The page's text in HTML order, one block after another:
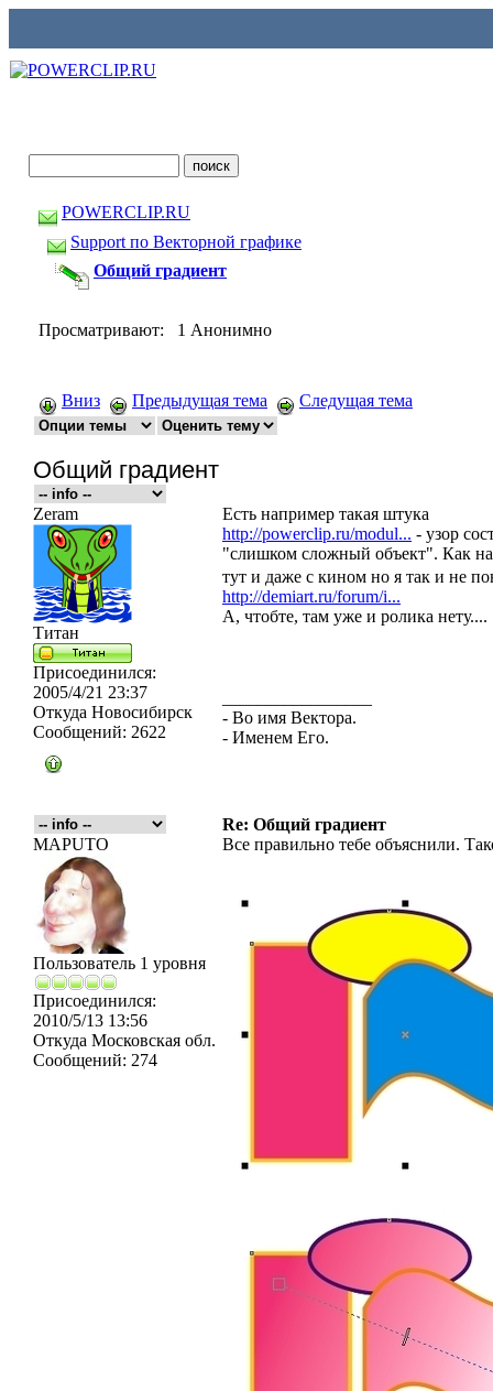
POWERCLIP.RU
Support по Векторной графике
Общий градиент
Просматривают: 1 Анонимно
Вниз Предыдущая тема Следущая тема
Общий градиент
Zeram
Титан
Присоединился:
2005/4/21 23:37
Откуда Новосибирск
Сообщений: 2622
Есть например такая штука
http://powerclip.ru/modul... - узор
"слишком сложный объект". Как
тут и даже с кином но я так и не
http://demiart.ru/forum/i...
А, чтобте, там уже и ролика нету....
- Во имя Вектора.
- Именем Его.
Re: Общий градиент
MAPUTO
Пользователь 1 уровня
Присоединился:
2010/5/13 13:56
Откуда Московская обл.
Сообщений: 274
Все правильно тебе объяснили.